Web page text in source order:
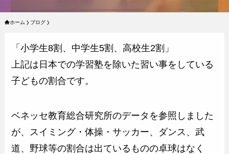
ホーム ブログ
「小学生8割、中学生5割、高校生2割」
上記は日本での学習塾を除いた習い事をしている
子どもの割合です。
ベネッセ教育総合研究所のデータを参照しました
が、スイミング・体操・サッカー、ダンス、武
道、野球等の割合は出ているものの卓球はなく